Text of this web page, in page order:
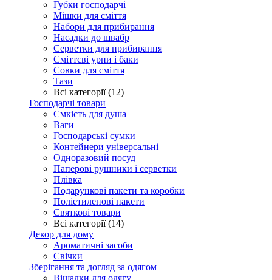
Губки господарчі
Мішки для сміття
Набори для прибирання
Насадки до швабр
Серветки для прибирання
Сміттєві урни і баки
Совки для сміття
Тази
Всі категорії (12)
Господарчі товари
Ємкість для душа
Ваги
Господарські сумки
Контейнери універсальні
Одноразовий посуд
Паперові рушники і серветки
Плівка
Подарункові пакети та коробки
Поліетиленові пакети
Святкові товари
Всі категорії (14)
Декор для дому
Ароматичні засоби
Свічки
Зберігання та догляд за одягом
Вішалки для одягу